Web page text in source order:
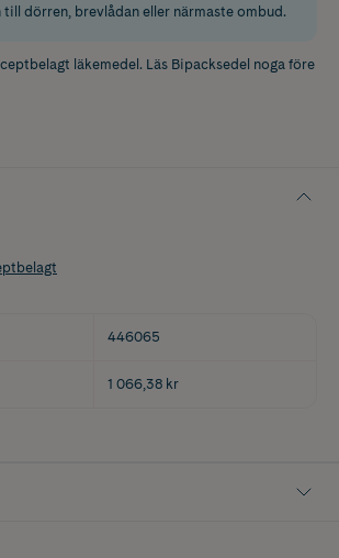
till dörren, brevlådan eller närmaste ombud.
läkemedel. Läs Bipacksedel noga före
446065
1 066,38 kr